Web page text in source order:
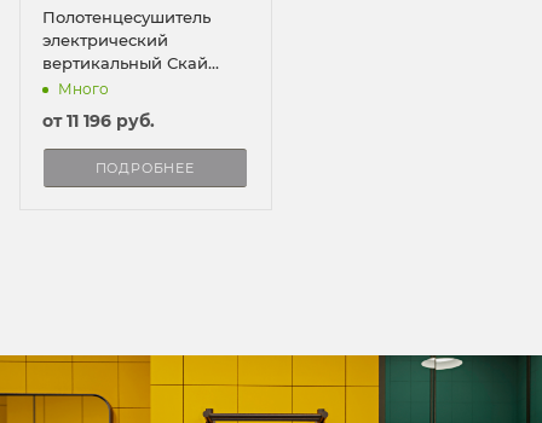
Полотенцесушитель
электрический
вертикальный Скай
ПРОМного
от11 196 руб.
ПОДРОБНЕЕ